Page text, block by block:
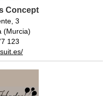
Concept
3
(Murcia)
123